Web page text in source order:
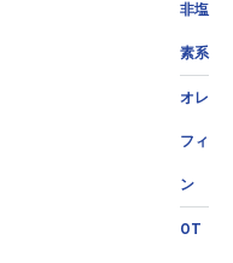
非塩
素系
オレ
フィ
ン
OT